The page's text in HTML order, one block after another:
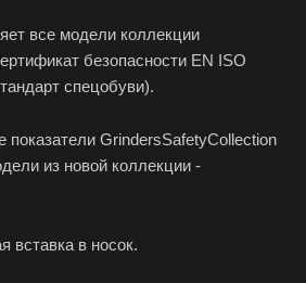
все модели коллекции
безопасности EN ISO
спецобуви).
показатели GrindersSafetyCollection
из новой коллекции -
вставка в носок.